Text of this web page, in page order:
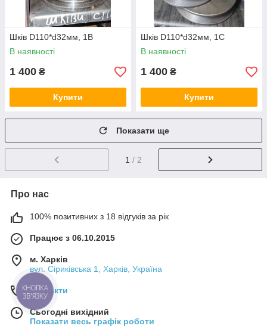
Шків D110*d32мм, 1В
В наявності
1 400 ₴
Купити
Шків D110*d32мм, 1С
В наявності
1 400 ₴
Купити
Показати ще
1 / 2
Про нас
100% позитивних з 18 відгуків за рік
Працює з 06.10.2015
м. Харків
вул. Сіриківська 1, Харків, Україна
Контакти
Сьогодні вихідний
Показати весь графік роботи
КНОПКА
ЗВ'ЯЗКУ